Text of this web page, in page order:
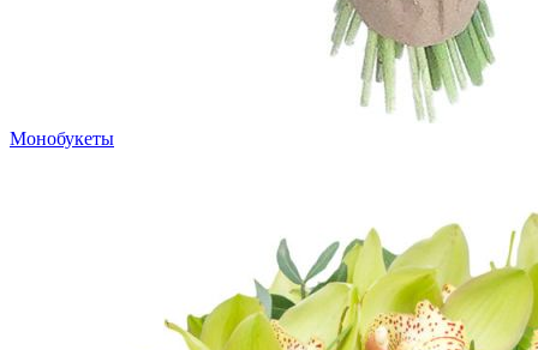
Монобукеты